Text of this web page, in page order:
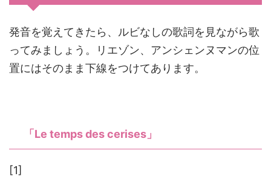
発音を覚えてきたら、ルビなしの歌詞を見ながら歌
ってみましょう。リエゾン、アンシェンヌマンの位
置にはそのまま下線をつけてあります。
「 Le temps des cerises 」
[1]